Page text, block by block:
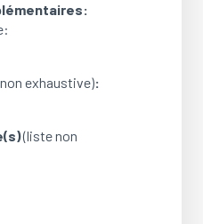
exhaustive):
(liste non